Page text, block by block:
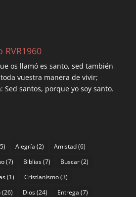
os llamó es santo, sed también
vuestra manera de vivir;
Sed santos, porque yo soy santo.
Alegría (2) Amistad(6)
(7) Biblias(7) Buscar(2)
(1) Cristianismo(3)
(26) Dios(24) Entrega (7)